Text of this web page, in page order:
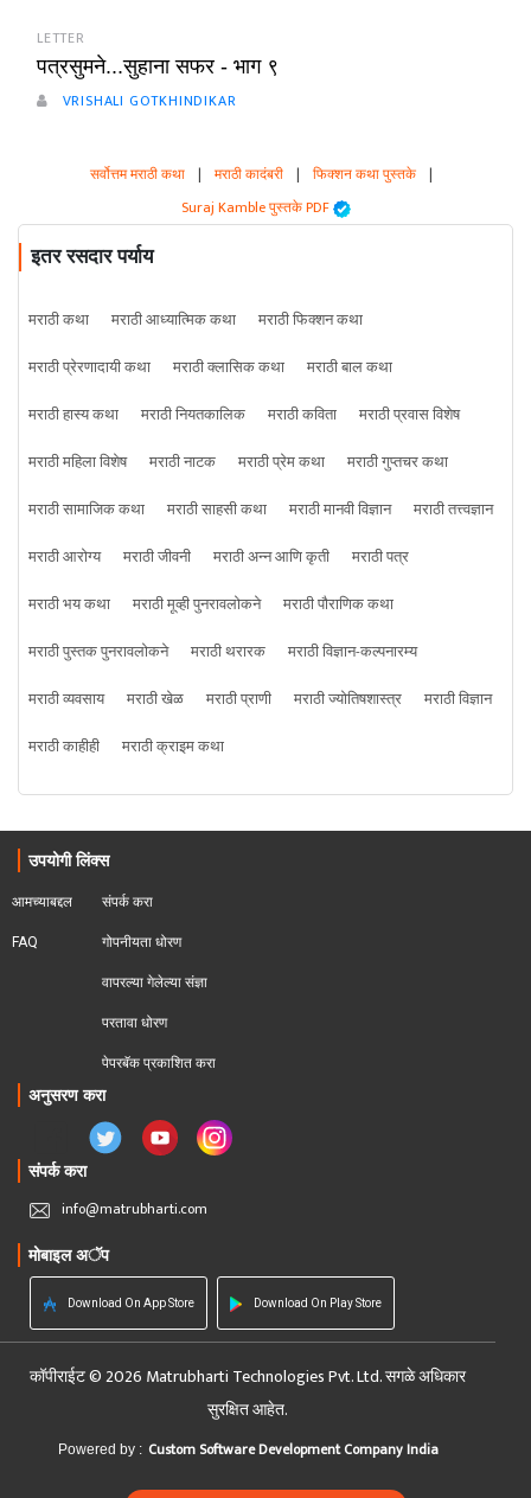
LETTER
पत्रसुमने...सुहाना सफर - भाग ९
VRISHALI GOTKHINDIKAR
सर्वोत्तम मराठी कथा | मराठी कादंबरी | फिक्शन कथा पुस्तके |
Suraj Kamble पुस्तके PDF
इतर रसदार पर्याय
मराठी कथा मराठी आध्यात्मिक कथा
मराठी फिक्शन कथा
मराठी प्रेरणादायी कथा
मराठी क्लासिक कथा
मराठी बाल कथा
मराठी हास्य कथा
मराठी नियतकालिक मराठी कविता
मराठी प्रवास विशेष
मराठी महिला विशेष
मराठी नाटक मराठी प्रेम कथा
मराठी गुप्तचर कथा
मराठी सामाजिक कथा
मराठी साहसी कथा मराठी मानवी विज्ञान
मराठी तत्त्वज्ञान
मराठी आरोग्य
मराठी जीवनी मराठी अन्न आणि कृती
मराठी पत्र
मराठी भय कथा
मराठी मूव्ही पुनरावलोकने
मराठी पौराणिक कथा
मराठी पुस्तक पुनरावलोकने
मराठी थरारक
मराठी विज्ञान-कल्पनारम्य
मराठी व्यवसाय
मराठी खेळ मराठी प्राणी मराठी ज्योतिषशास्त्र
मराठी विज्ञान
मराठी काहीही
मराठी क्राइम कथा
उपयोगी लिंक्स
आमच्याबद्दल
FAQ
संपर्क करा
गोपनीयता धोरण
वापरल्या गेलेल्या संज्ञा
परतावा धोरण
पेपरबॅक प्रकाशित करा
अनुसरण करा
संपर्क करा
info@matrubharti.com
मोबाइल अॅप
Download On App Store Download On Play Store
कॉपीराईट © 2026 Matrubharti Technologies Pvt. Ltd. सगळे अधिकार
सुरक्षित आहेत.
Powered by : Custom Software Development Company India